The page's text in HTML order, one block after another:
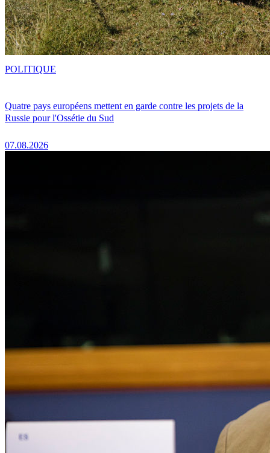
Quatre pays européens mettent en garde contre les projets de la
Russie pour l'Ossétie du Sud
07.08.2026
POLITIQUE